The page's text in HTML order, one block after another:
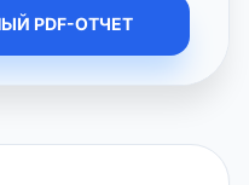
PDF-ОТЧЕТ